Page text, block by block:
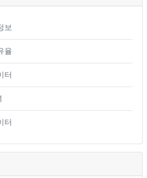
보
율
터
터